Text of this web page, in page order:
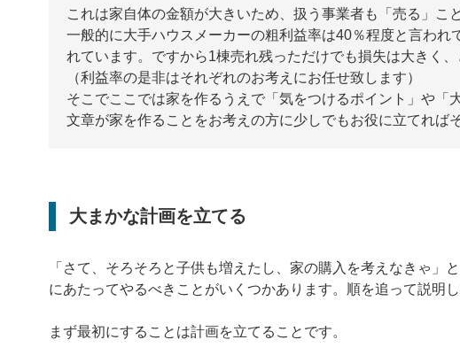
これは家自体の金額が大きいため、扱う事業者も「売る」こ
一般的に大手ハウスメーカーの粗利益率は40％程度と言わ
れています。ですから1棟売れ残っただけでも損失は大きく
（利益率の是非はそれぞれのお考えにお任せ致します）
そこでここでは家を作るうえで「気をつけるポイント」や
文章が家を作ることをお考えの方に少しでもお役に立てれば
大まかな計画を立てる
「さて、そろそろと子供も増えたし、家の購入を考えなきゃ
にあたってやるべきことがいくつかあります。順を追って説明し
まず最初にすることは計画を立てることです。